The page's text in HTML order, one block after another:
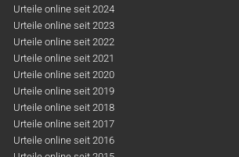
Urteile online seit 2024
Urteile online seit 2023
Urteile online seit 2022
Urteile online seit 2021
Urteile online seit 2020
Urteile online seit 2019
Urteile online seit 2018
Urteile online seit 2017
Urteile online seit 2016